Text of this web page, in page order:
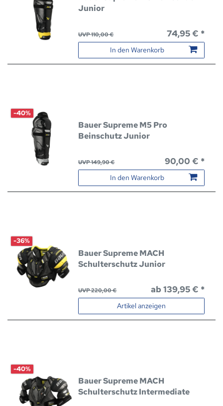
Junior
UVP 110,00 € 74,95 € *
In den Warenkorb
-40%
Bauer Supreme M5 Pro
Beinschutz Junior
UVP 149,90 € 90,00 € *
In den Warenkorb
-36%
Bauer Supreme MACH
Schulterschutz Junior
UVP 220,00 € ab 139,95 € *
Artikel anzeigen
-40%
Bauer Supreme MACH
Schulterschutz Intermediate